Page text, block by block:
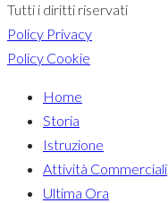
Tutti i diritti riservati
Policy Privacy
Policy Cookie
Home
Storia
Istruzione
Attività Commerciali
Ultima Ora